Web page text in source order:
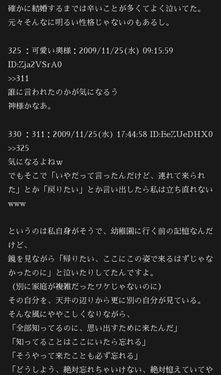
確かに結婚するまでは辛いことが多くてよく泣いてた。
元々そんなに明るい性格じゃないのもあるし。
325 ：可愛い奥様：2009/11/25(水) 09:15:59
ID:Zja2VSrA0
>>311
誰に言われたのかが気になるう
神様かなあ。
330 ：311：2009/11/25(水) 17:44:58 ID:EeZUeDHX0
>>325
気になるよねｗ
でもそこで「いやだって言ったんだけど、連れて来られ
た」とか「戻りたい」とか言い出したら私は立ち直れない
www
というのは私自身がそうで、幼稚園に行く前の記憶なんだ
けど、
鏡を見ながら「帰りたい、ここにこの姿で来るはずじゃな
かったのに」と泣いたりしてたんですよ。
（別に家庭が複雑だったワケじゃないのに）
その自分を、天井の辺りから更に別の自分が見ている。
そんな風にややこしくなりながら、
「全部知ってるのに、思い出すために来たんだ」
「知ってることはここにいたら忘れる」
「そうやって来たことも必ず忘れる」
「どうしよう、絶対忘れちゃいけない、絶対憶えていてや